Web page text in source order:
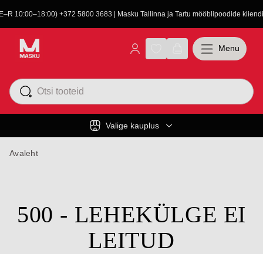
10:00–18:00) +372 5800 3683 | Masku Tallinna ja Tartu mööblipoodide
Valige kauplus
Menu
Avaleht
500 - LEHEKÜLGE EI
LEITUD